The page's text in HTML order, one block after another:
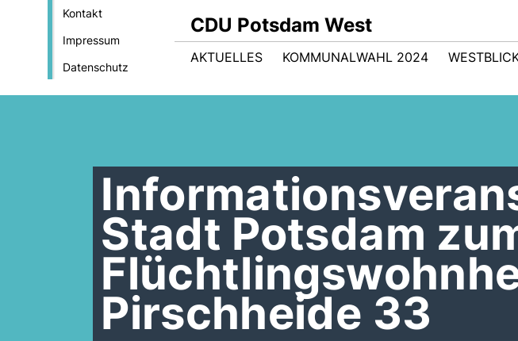
Kontakt
Impressum
Datenschutz
CDU Potsdam West
AKTUELLES KOMMUNALWAHL 2024
Stadt Potsdam
Pirschheide 33